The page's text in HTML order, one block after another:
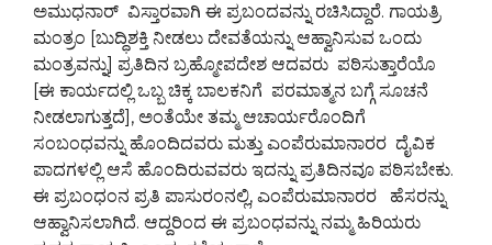
ಅಮುಧನಾರ್ ವಿಸ್ತಾರವಾಗಿ ಈ ಪ್ರಬಂದವನ್ನು ರಚಿಸಿದ್ದಾರೆ. ಗಾಯತ್ರಿ
ಮಂತ್ರಂ [ಬುದ್ಧಿಶಕ್ತಿ ನೀಡಲು ದೇವತೆಯನ್ನು ಆಹ್ವಾನಿಸುವ ಒಂದು
ಮಂತ್ರವನ್ನು] ಪ್ರತಿದಿನ ಬ್ರಹ್ಮೋಪದೇಶ ಆದವರು ಪಠಿಸುತ್ತಾರೆಯೊ
[ಈ ಕಾರ್ಯದಲ್ಲಿ ಒಬ್ಬ ಚಿಕ್ಕ ಬಾಲಕನಿಗೆ ಪರಮಾತ್ಮನ ಬಗ್ಗೆ ಸೂಚನೆ
ನೀಡಲಾಗುತ್ತದೆ], ಅಂತೆಯೇ ತಮ್ಮ ಆಚಾರ್ಯರೊಂದಿಗೆ
ಸಂಬಂಧವನ್ನು ಹೊಂದಿದವರು ಮತ್ತು ಎಂಪೆರುಮಾನಾರರ ದೈವಿಕ
ಪಾದಗಳಲ್ಲಿ ಆಸೆ ಹೊಂದಿರುವವರು ಇದನ್ನು ಪ್ರತಿದಿನವೂ ಪಠಿಸಬೇಕು.
ಈ ಪ್ರಬಂಧಂನ ಪ್ರತಿ ಪಾಸುರಂನಲ್ಲಿ, ಎಂಪೆರುಮಾನಾರರ ಹೆಸರನ್ನು
ಆಹ್ವಾನಿಸಲಾಗಿದೆ. ಆದ್ದರಿಂದ ಈ ಪ್ರಬಂಧವನ್ನು ನಮ್ಮ ಹಿರಿಯರು